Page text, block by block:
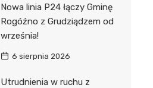
Nowa linia P24 łączy Gminę
Rogóźno z Grudziądzem od
września!
6 sierpnia 2026
Utrudnienia w ruchu z